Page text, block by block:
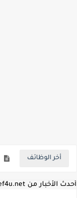
أخر الوظائف
أحدث الأخبار من wazaef4u.net | احدث اخبار الوظائف